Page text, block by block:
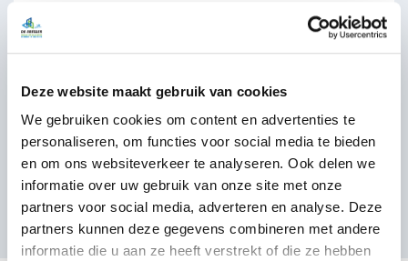
Deze website maakt gebruik van cookies
We gebruiken cookies om content en advertenties te
personaliseren, om functies voor social media te bieden
en om ons websiteverkeer te analyseren. Ook delen we
informatie over uw gebruik van onze site met onze
partners voor social media, adverteren en analyse. Deze
partners kunnen deze gegevens combineren met andere
informatie die u aan ze heeft verstrekt of die ze hebben
4.
yourself, or have us deliver the products
using our transport network.